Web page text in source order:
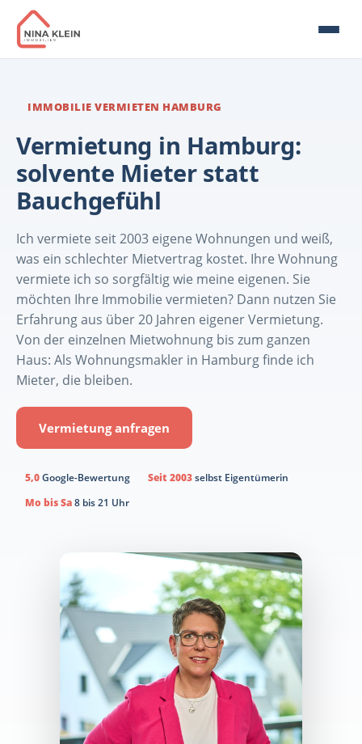
IMMOBILIE VERMIETEN HAMBURG
Vermietung in Hamburg:
solvente Mieter statt
Bauchgefühl
Ich vermiete seit 2003 eigene Wohnungen und weiß,
was ein schlechter Mietvertrag kostet. Ihre Wohnung
vermiete ich so sorgfältig wie meine eigenen. Sie
möchten Ihre Immobilie vermieten? Dann nutzen Sie
Erfahrung aus über 20 Jahren eigener Vermietung.
Von der einzelnen Mietwohnung bis zum ganzen
Haus: Als Wohnungsmakler in Hamburg finde ich
Mieter, die bleiben.
Vermietung anfragen
5,0Google-Bewertung Seit 2003selbst Eigentümerin
Mo bis Sa8 bis 21 Uhr